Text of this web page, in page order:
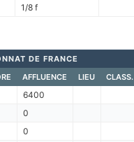
1/8 f
DE FRANCE
AFFLUENCE LIEU CLASS.
6400
0
0